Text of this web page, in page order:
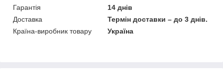
Гарантія
14 днів
Доставка
Термін доставки – до 3 днів.
Країна-виробник товару
Україна